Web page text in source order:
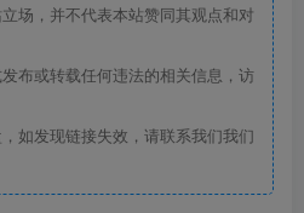
场，并不代表本站赞同其观点和对
布或转载任何违法的相关信息，访
如发现链接失效，请联系我们我们